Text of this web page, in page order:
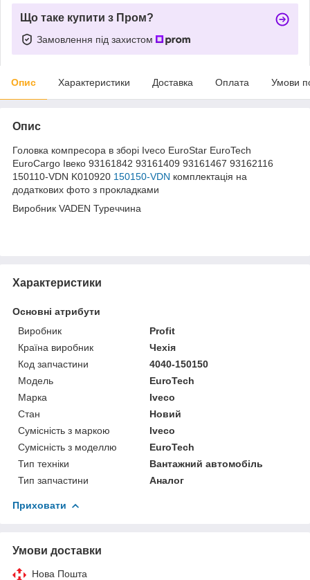
Що таке купити з Пром?
Замовлення під захистом
Опис Характеристики Доставка Оплата Умови
Опис
Головка компресора в зборі Iveco EuroStar EuroTech
EuroCargo Івеко 93161842 93161409 93161467 93162116
150110-VDN K010920 150150-VDN комплектація на
додаткових фото з прокладками
Виробник VADEN Туреччина
Характеристики
Основні атрибути
Виробник
Profit
Країна виробник
Чехія
Код запчастини
4040-150150
Модель
EuroTech
Марка
Iveco
Стан
Новий
Сумісність з маркою
Iveco
Сумісність з моделлю
EuroTech
Тип техніки
Вантажний автомобіль
Тип запчастини
Аналог
Приховати
Умови доставки
Нова Пошта